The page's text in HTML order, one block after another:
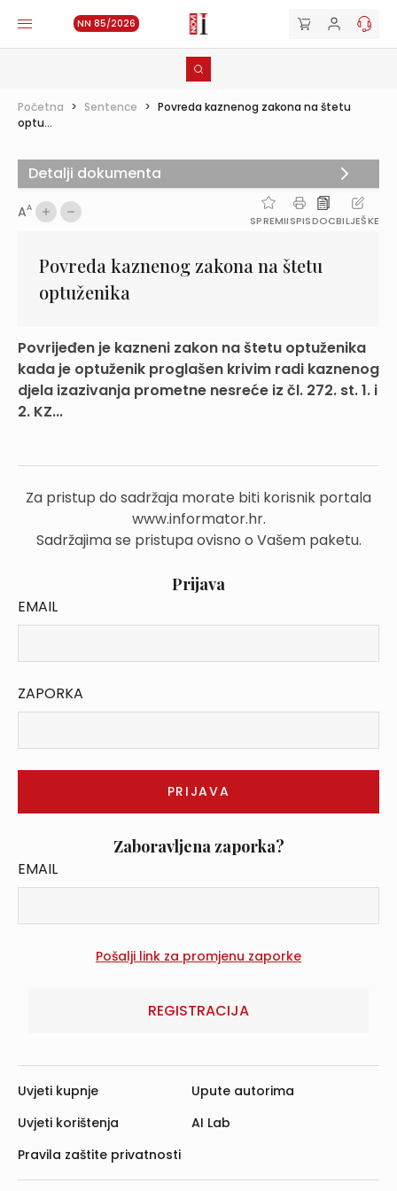
NN 85/2026
Početna > Sentence > Povreda kaznenog zakona na štetu
optu...
AA
SPREMIISPISDOCBILJEŠKE
Povreda kaznenog zakona na štetu
optuženika
Povrijeđen je kazneni zakon na štetu optuženika
kada je optuženik proglašen krivim radi kaznenog
djela izazivanja prometne nesreće iz čl. 272. st. 1. i
2. KZ...
Za pristup do sadržaja morate biti korisnik portala
www.informator.hr.
Sadržajima se pristupa ovisno o Vašem paketu.
Prijava
EMAIL
ZAPORKA
Zaboravljena zaporka?
EMAIL
REGISTRACIJA
Detalji dokumenta
Uvjeti kupnje
Uvjeti korištenja
Pravila zaštite privatnosti
Upute autorima
AI Lab